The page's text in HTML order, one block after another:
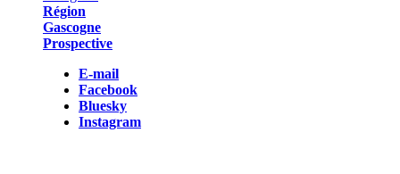
Région
Gascogne
Prospective
E-mail
Facebook
Bluesky
Instagram